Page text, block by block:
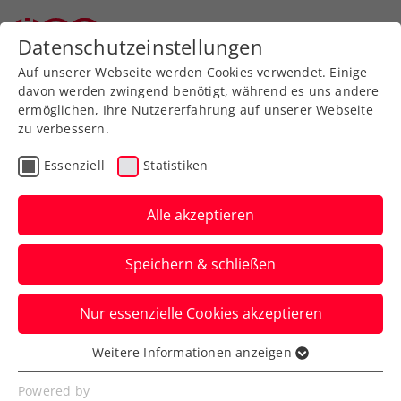
Aktuelle News
News filtern
Datenschutzeinstellungen
Auf unserer Webseite werden Cookies verwendet. Einige
davon werden zwingend benötigt, während es uns andere
ermöglichen, Ihre Nutzererfahrung auf unserer Webseite
zu verbessern.
Essenziell Statistiken
Alle akzeptieren
Speichern & schließen
Nur essenzielle Cookies akzeptieren
Essenziell
Essenzielle Cookies werden für grundlegende
Weitere Informationen anzeigen
Powered by